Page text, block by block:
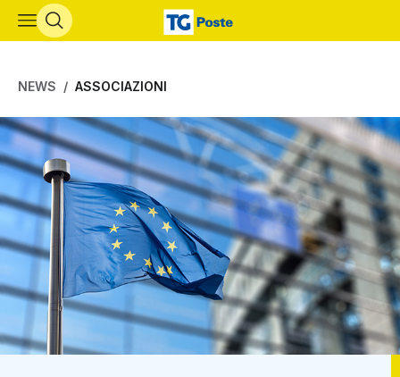
Vai al contenuto principale
NEWS ASSOCIAZIONI